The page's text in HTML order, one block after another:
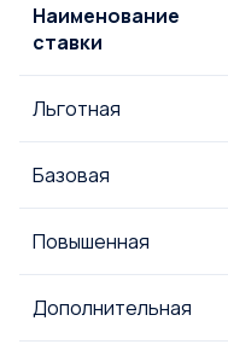
Наименование
ставки
Льготная
Базовая
Повышенная
Дополнительная